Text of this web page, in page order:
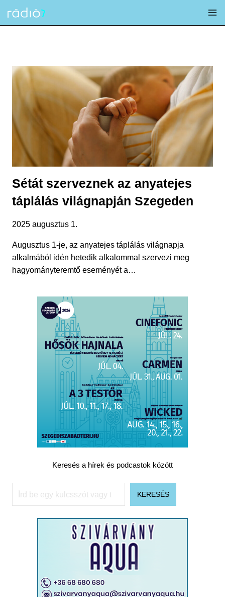
Sétát szerveznek az anyatejes
táplálás világnapján Szegeden
2025 augusztus 1.
Augusztus 1-je, az anyatejes táplálás világnapja
alkalmából idén hetedik alkalommal szervezi meg
hagyományteremtő eseményét a…
Keresés a hírek és podcastok között
Keresés
KERESÉS